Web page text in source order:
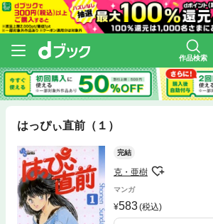
作品検索
はっぴぃ直前（１）
完結
克・亜樹
マンガ
583(税込)